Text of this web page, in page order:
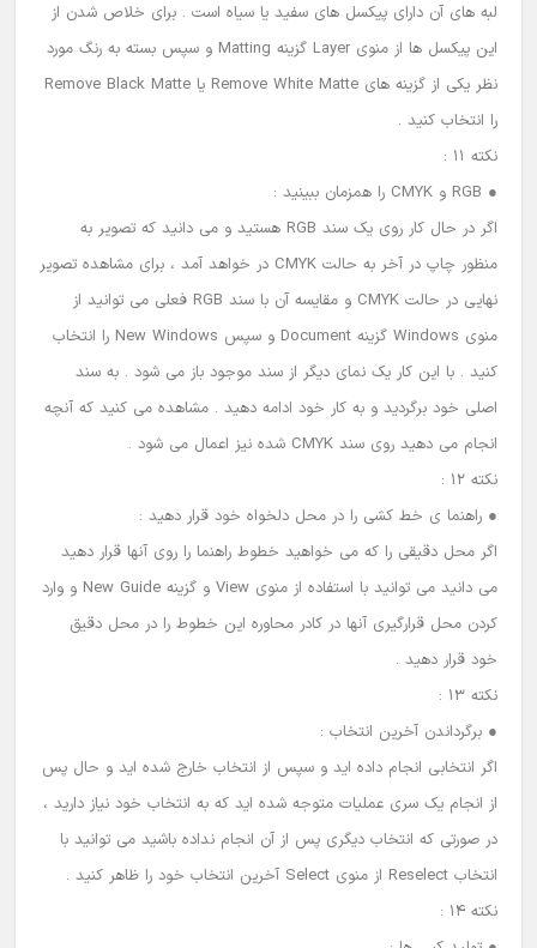
لبه های آن دارای پیکسل های سفید یا سیاه است . برای خلاص شدن از
این پیکسل ها از منوی Layer گزینه Matting و سپس بسته به رنگ مورد
نظر یکی از گزینه های Remove White Matte یا Remove Black Matte
را انتخاب کنید .
نکته 11 :
● RGB و CMYK را همزمان ببینید :
اگر در حال کار روی یک سند RGB هستید و می دانید که تصویر به
منظور چاپ در آخر به حالت CMYK در خواهد آمد ، برای مشاهده تصویر
نهایی در حالت CMYK و مقایسه آن با سند RGB فعلی می توانید از
منوی Windows گزینه Document و سپس New Windows را انتخاب
کنید . با این کار یک نمای دیگر از سند موجود باز می شود . به سند
اصلی خود برگردید و به کار خود ادامه دهید . مشاهده می کنید که آنچه
انجام می دهید روی سند CMYK شده نیز اعمال می شود .
نکته 12 :
● راهنما ی خط کشی را در محل دلخواه خود قرار دهید :
اگر محل دقیقی را که می خواهید خطوط راهنما را روی آنها قرار دهید
می دانید می توانید با استفاده از منوی View و گزینه New Guide و وارد
کردن محل قرارگیری آنها در کادر محاوره این خطوط را در محل دقیق
خود قرار دهید .
نکته 13 :
● برگرداندن آخرین انتخاب :
اگر انتخابی انجام داده اید و سپس از انتخاب خارج شده اید و حال پس
از انجام یک سری عملیات متوجه شده اید که به انتخاب خود نیاز دارید ،
در صورتی که انتخاب دیگری پس از آن انجام نداده باشید می توانید با
انتخاب Reselect از منوی Select آخرین انتخاب خود را ظاهر کنید .
نکته 14 :